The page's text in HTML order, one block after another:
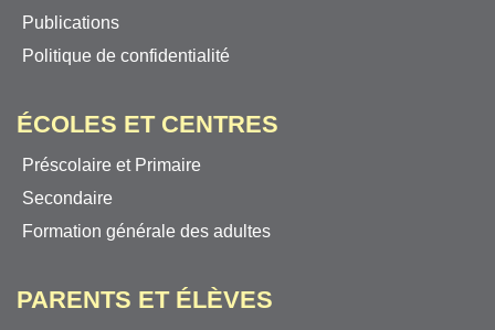
Publications
Politique de confidentialité
ÉCOLES ET CENTRES
Préscolaire et Primaire
Secondaire
Formation générale des adultes
PARENTS ET ÉLÈVES